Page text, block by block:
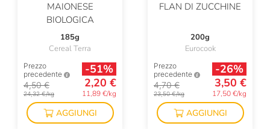
MAIONESE
BIOLOGICA
185g
Cereal Terra
Prezzo
precedente
4,50 €
24,32 €/kg
-51%
2,20 €
11,89 €/kg
AGGIUNGI
FLAN DI ZUCCHINE
200g
Eurocook
Prezzo
precedente
4,70 €
23,50 €/kg
-26%
3,50 €
17,50 €/kg
AGGIUNGI